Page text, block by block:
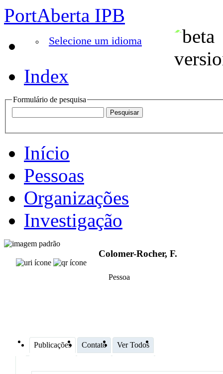
PortAberta IPB
Selecione um idioma
Index
Formulário de pesquisa
Início
Pessoas
Organizações
Investigação
Colomer-Rocher, F.
Pessoa
Publicações Contato Ver Todos